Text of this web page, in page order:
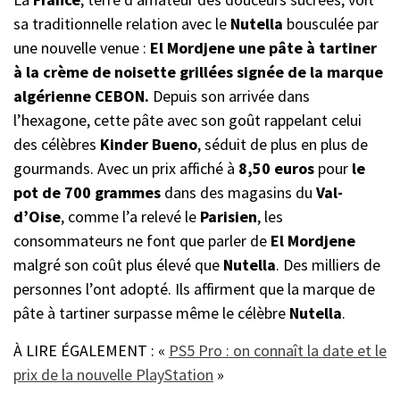
sa traditionnelle relation avec le Nutella bousculée par
une nouvelle venue : El Mordjene une pâte à tartiner
à la crème de noisette grillées signée de la marque
algérienne CEBON. Depuis son arrivée dans
l’hexagone, cette pâte avec son goût rappelant celui
des célèbres Kinder Bueno, séduit de plus en plus de
gourmands. Avec un prix affiché à 8,50 euros pour le
pot de 700 grammes dans des magasins du Val-
d’Oise, comme l’a relevé le Parisien, les
consommateurs ne font que parler de El Mordjene
malgré son coût plus élevé que Nutella. Des milliers de
personnes l’ont adopté. Ils affirment que la marque de
pâte à tartiner surpasse même le célèbre Nutella.
À LIRE ÉGALEMENT : « PS5 Pro : on connaît la date et le
prix de la nouvelle PlayStation »